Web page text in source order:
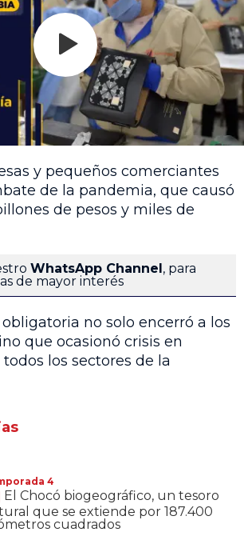
y pequeños comerciantes
de la pandemia, que causó
de pesos y miles de
WhatsApp Channel, para
de mayor interés
no solo encerró a los
que ocasionó crisis en
los sectores de la
4
El Chocó biogeográfico, un tesoro
que se extiende por 187.400
cuadrados